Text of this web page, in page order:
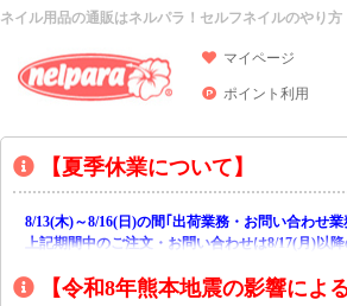
ネイル用品の通販はネルパラ！セルフネイルのやり
マイページ
ポイント利用
【夏季休業について】
8/13(木)～8/16(日)の間｢出荷業務・お問い合わせ
上記期間中のご注文・お問い合わせは8/17(月)以
【令和8年熊本地震の影響によ